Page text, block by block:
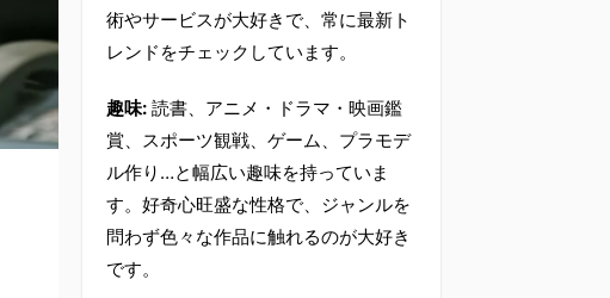
術やサービスが大好きで、常に最新ト
レンドをチェックしています。
趣味: 読書、アニメ・ドラマ・映画鑑
賞、スポーツ観戦、ゲーム、プラモデ
ル作り…と幅広い趣味を持っていま
す。好奇心旺盛な性格で、ジャンルを
問わず色々な作品に触れるのが大好き
です。